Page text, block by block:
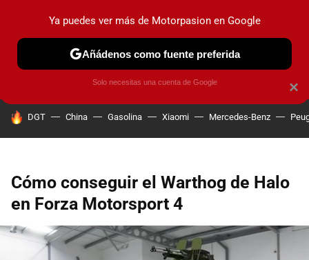
PRUEBAS COCHES ELÉCTRICOS OBSERVATORIO
HOY SE HABLA DE
DGT China Gasolina Xiaomi Mercedes-Benz
Cómo conseguir el Warthog de Halo
en Forza Motorsport 4
×
Ya puedes ver más de Motorpasion en Google
Añádenos como fuente preferida
Solo necesitas una cuenta de Google